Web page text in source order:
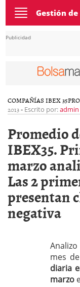
Toggle
navigation
Gestión
Publicidad
COMPAÑÍAS IBEX 35
2013- Escrito por:admin
Promedio
IBEX35.
marzo
Las 2
presentan
negativa
mes
diaria
marzo